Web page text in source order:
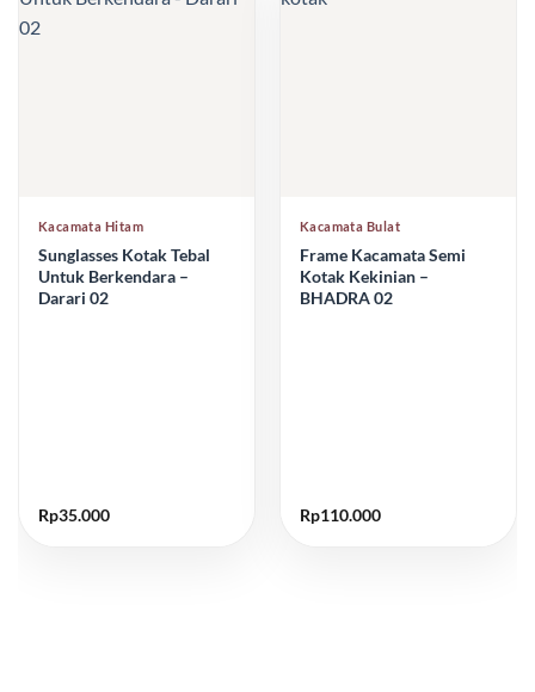
Kacamata Hitam
Sunglasses Kotak Tebal
Untuk Berkendara –
Darari 02
Rp35.000
Kacamata Bulat
Frame Kacamata Semi
Kotak Kekinian –
BHADRA 02
Rp110.000